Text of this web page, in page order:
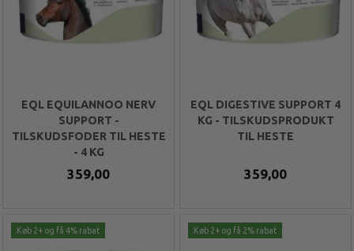
EQL EQUILANNOO NERV
SUPPORT -
TILSKUDSFODER TIL HESTE
- 4 KG
359,00
EQL DIGESTIVE SUPPORT 4
KG - TILSKUDSPRODUKT
TIL HESTE
359,00
Køb 2+ og få 4% rabat Køb 2+ og få 2% rabat